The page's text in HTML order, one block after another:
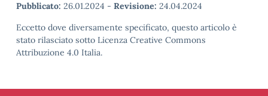
Pubblicato: 26.01.2024 - Revisione: 24.04.2024
Eccetto dove diversamente specificato, questo articolo è
stato rilasciato sotto Licenza Creative Commons
Attribuzione 4.0 Italia.